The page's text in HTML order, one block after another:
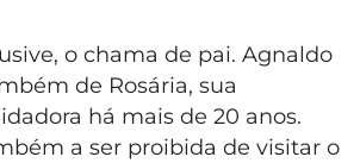
o chama de pai. Agnaldo
de Rosária, sua
há mais de 20 anos.
a ser proibida de visitar o